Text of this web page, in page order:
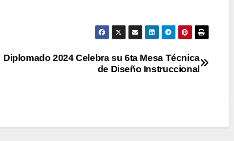
Diplomado 2024 Celebra su 6ta Mesa Técnica
de Diseño Instruccional